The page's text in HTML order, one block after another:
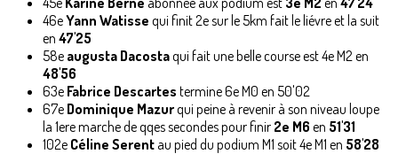
46eYann Watisse qui finit 2e sur le 5km fait le liévre et la suit
en 47'25
58e augusta Dacostaqui fait une belle course est 4e M2 en
48'56
63e Fabrice Descartes termine 6e M0 en 50'02
67e Dominique Mazurqui peine à revenir à son niveau loupe
la 1ere marche de qqes secondes pour finir 2e M6 en 51'31
102e Céline Serent au pied du podium M1 soit 4e M1 en 58'28